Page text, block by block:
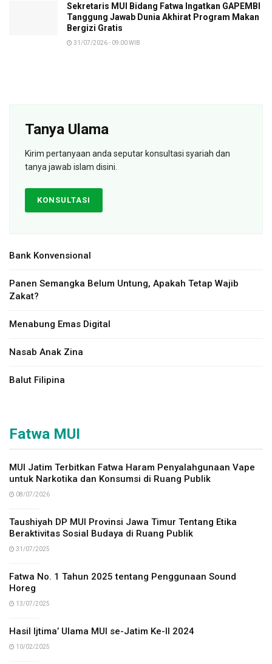
Sekretaris MUI Bidang Fatwa Ingatkan GAPEMBI
Tanggung Jawab Dunia Akhirat Program Makan
Bergizi Gratis
31/07/2026 - 09:00 WIB
Tanya Ulama
Kirim pertanyaan anda seputar konsultasi syariah dan
tanya jawab islam disini.
KONSULTASI
Bank Konvensional
Panen Semangka Belum Untung, Apakah Tetap Wajib
Zakat?
Menabung Emas Digital
Nasab Anak Zina
Balut Filipina
Fatwa MUI
MUI Jatim Terbitkan Fatwa Haram Penyalahgunaan Vape
untuk Narkotika dan Konsumsi di Ruang Publik
08/07/2026
Taushiyah DP MUI Provinsi Jawa Timur Tentang Etika
Beraktivitas Sosial Budaya di Ruang Publik
31/07/2025
Fatwa No. 1 Tahun 2025 tentang Penggunaan Sound
Horeg
13/07/2025
Hasil Ijtima’ Ulama MUI se-Jatim Ke-II 2024
10/02/2025